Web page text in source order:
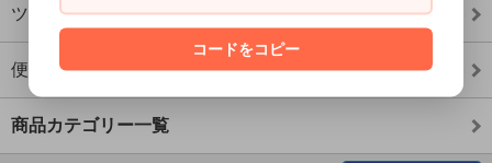
ツール
便利グッズ
商品カテゴリー一覧
コードをコピー